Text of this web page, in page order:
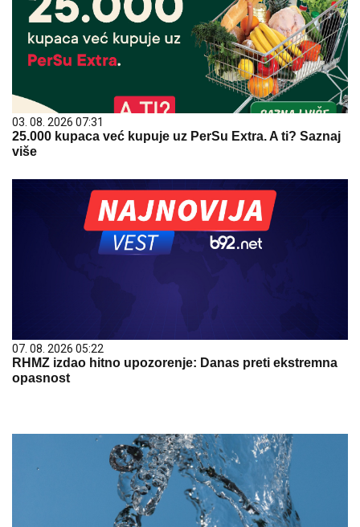
03. 08. 2026 07:31
25.000 kupaca već kupuje uz PerSu Extra. A ti? Saznaj
više
07. 08. 2026 05:22
RHMZ izdao hitno upozorenje: Danas preti ekstremna
opasnost